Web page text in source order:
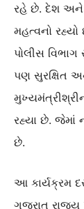
રહે છે. દેશ અને
મહત્વનો રહ્યો
પોલીસ
પણ સુરક્ષિત
રહ્યા છે. જેમાં
છે.
આ કાર્યક્રમ
ગુજરાત રાજ્ય